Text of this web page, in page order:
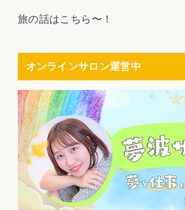
旅の話はこちら〜！
オンラインサロン運営中